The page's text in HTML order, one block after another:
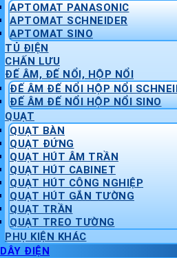
APTOMAT PANASONIC
APTOMAT SCHNEIDER
APTOMAT SINO
TỦ ĐIỆN
CHẤN LƯU
ĐẾ ÂM, ĐẾ NỔI, HỘP NỔI
ĐẾ ÂM ĐẾ NỔI HỘP NỔI
ĐẾ ÂM ĐẾ NỔI HỘP NỔI SINO
QUẠT
QUẠT BÀN
QUẠT ĐỨNG
QUẠT HÚT ÂM TRẦN
QUẠT HÚT CABINET
QUẠT HÚT CÔNG NGHIỆP
QUẠT HÚT GẮN TƯỜNG
QUẠT TRẦN
QUẠT TREO TƯỜNG
PHỤ KIỆN KHÁC
DÂY ĐIỆN